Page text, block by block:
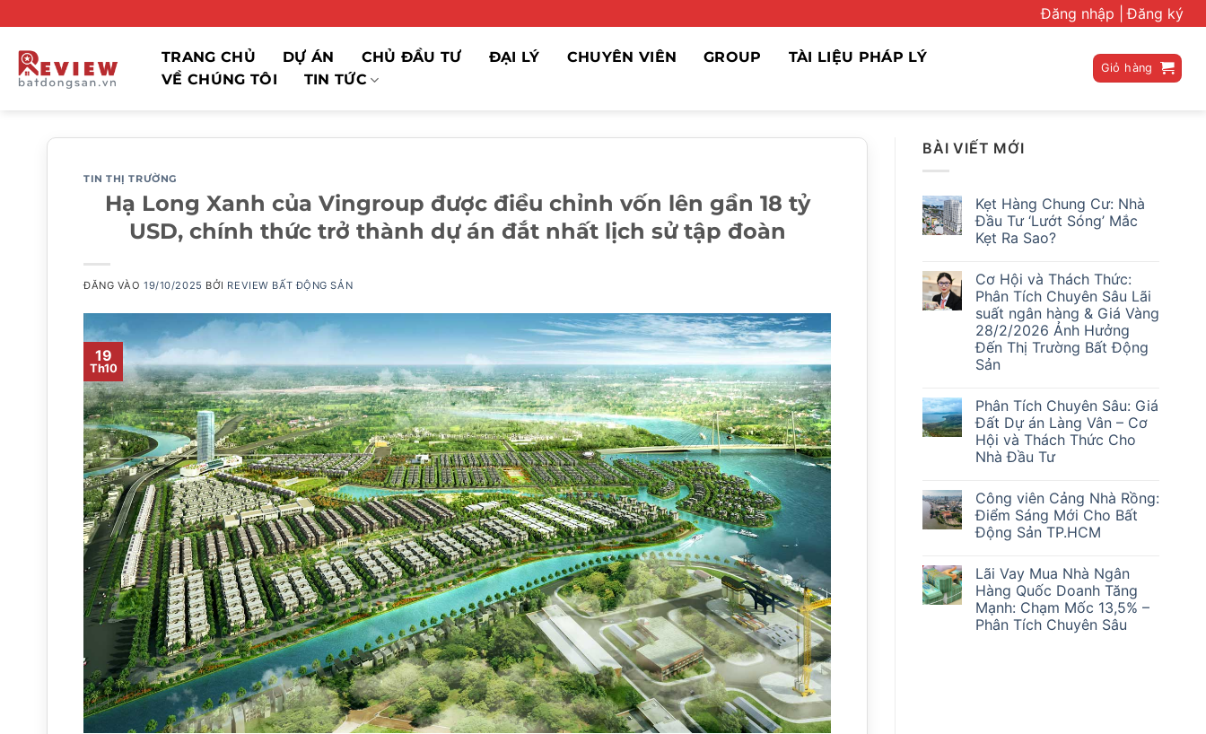
qua
nội
dung
Đăng nhập | Đăng ký
TRANG CHỦ DỰ ÁN CHỦ ĐẦU TƯ ĐẠI LÝ CHUYÊN VIÊN GROUP
TÀI LIỆU PHÁP LÝ
VỀ CHÚNG TÔI
TIN TỨC
Giỏ hàng
TIN THỊ TRƯỜNG
Hạ Long Xanh của Vingroup được điều chỉnh vốn lên gần 18 tỷ
USD, chính thức trở thành dự án đắt nhất lịch sử tập đoàn
ĐĂNG VÀO19/10/2025 BỞI REVIEW BẤT ĐỘNG SẢN
19
Th10
BÀI VIẾT MỚI
Kẹt Hàng Chung Cư: Nhà
Đầu Tư ‘Lướt Sóng’ Mắc
Kẹt Ra Sao?
bình
luận
ở
Kẹt
Hàng
Chung
Cư:
Nhà
Đầu
Sóng’
Mắc
Kẹt
Ra
Sao?
Cơ Hội và Thách Thức:
Phân Tích Chuyên Sâu Lãi
suất ngân hàng & Giá Vàng
28/2/2026 Ảnh Hưởng
Đến Thị Trường Bất Động
Sản
bình
luận
ở
Cơ
Hội
và
Phân
Tích
Chuyên
Sâu
ngân
hàng
&
Giá
Vàng
28/2/2026
Phân Tích Chuyên Sâu: Giá
Đất Dự án Làng Vân – Cơ
Hội và Thách Thức Cho
Nhà Đầu Tư
bình
luận
ở
Phân
Tích
Sâu:
Giá
Đất
Dự
án
Làng
Công viên Cảng Nhà Rồng:
Điểm Sáng Mới Cho Bất
Động Sản TP.HCM
bình
luận
ở
Công
viên
Cảng
Lãi Vay Mua Nhà Ngân
Hàng Quốc Doanh Tăng
Mạnh: Chạm Mốc 13,5% –
Phân Tích Chuyên Sâu